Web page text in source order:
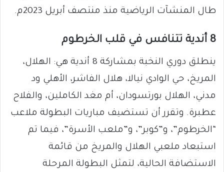
طال المنشآت الرياضية منذ منتصف أبريل 2023م.
8 أندية تتنافس في قلب الخرطوم
ينطلق دوري النخبة بمشاركة 8 أندية هي: الهلال،
المريخ، حي الوادي نيالا، هلال الفاشر، الأهلي ود
مدني، الهلال بورتسودان، أم مغد الكاملين، والفلاح
عطبرة. وتقرر أن تستضيف مباريات البطولة ملاعب
“الخرطوم”، و”كوبر”، و”ملعب الأسرة”، فيما تم
استبعاد ملعبي الهلال والمريخ من قائمة
الاستضافة الحالية، لتمثل البطولة المرحلة